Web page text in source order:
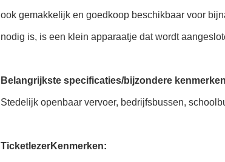
ook gemakkelijk en goedkoop beschikbaar voor
nodig is, is een klein apparaatje dat wordt
Belangrijkste specificaties/bijzondere
Stedelijk openbaar vervoer, bedrijfsbussen,
TicketlezerKenmerken: